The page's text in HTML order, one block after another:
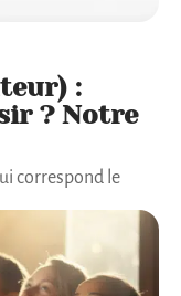
:
? Notre
correspond le